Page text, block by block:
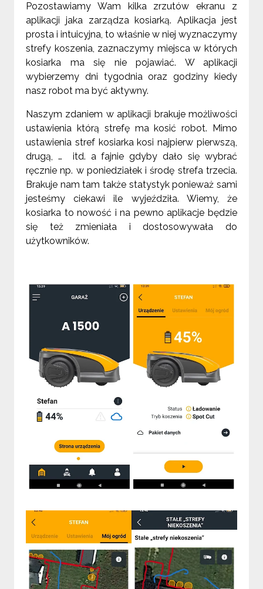
Pozostawiamy Wam kilka zrzutów ekranu z
aplikacji jaka zarządza kosiarką. Aplikacja jest
prosta i intuicyjna, to właśnie w niej wyznaczymy
strefy koszenia, zaznaczymy miejsca w których
kosiarka ma się nie pojawiać. W aplikacji
wybierzemy dni tygodnia oraz godziny kiedy
nasz robot ma być aktywny.
Naszym zdaniem w aplikacji brakuje możliwości
ustawienia którą strefę ma kosić robot. Mimo
ustawienia stref kosiarka kosi najpierw pierwszą,
drugą, … itd. a fajnie gdyby dało się wybrać
ręcznie np. w poniedziałek i środę strefa trzecia.
Brakuje nam tam także statystyk ponieważ sami
jesteśmy ciekawi ile wyjeździła. Wiemy, że
kosiarka to nowość i na pewno aplikacje będzie
się też zmieniała i dostosowywała do
użytkowników.